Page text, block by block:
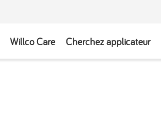
Willco Care Cherchez applicateur